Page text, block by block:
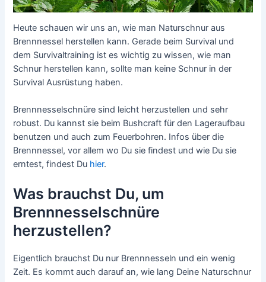
Heute schauen wir uns an, wie man Naturschnur aus
Brennnessel herstellen kann. Gerade beim Survival und
dem Survivaltraining ist es wichtig zu wissen, wie man
Schnur herstellen kann, sollte man keine Schnur in der
Survival Ausrüstung haben.
Brennnesselschnüre sind leicht herzustellen und sehr
robust. Du kannst sie beim Bushcraft für den Lageraufbau
benutzen und auch zum Feuerbohren. Infos über die
Brennnessel, vor allem wo Du sie findest und wie Du sie
erntest, findest Du hier.
Was brauchst Du, um
Brennnesselschnüre
herzustellen?
Eigentlich brauchst Du nur Brennnesseln und ein wenig
Zeit. Es kommt auch darauf an, wie lang Deine Naturschnur